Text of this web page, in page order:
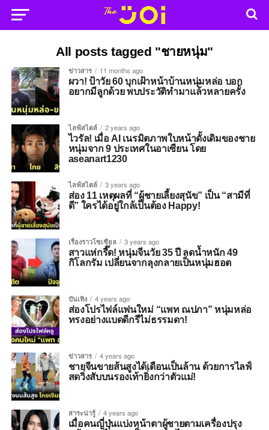
All posts tagged "ชายหนุ่ม"
ข่าวสาร 11 months ago
ผวา! ป้าวัย 60 บุกเฝ้าหน้าบ้านหนุ่มหล่อ บอก
อยากมีลูกด้วย พบประวัติทำมาแล้วหลายครั้ง
ไลฟ์สไตล์ 2 years ago
ไวรัล! เมื่อ AI เนรมิตภาพใบหน้าดั้งเดิมของชาย
หนุ่มจาก 9 ประเทศในอาเซียน โดย
aseanart1230
ไลฟ์สไตล์ 3 years ago
ส่อง 11 เหตุผลที่ “ผู้ชายเลี้ยงสุนัข” เป็น “สามีที่
ดี” ใครได้อยู่ใกล้เป็นต้อง Happy!
เรื่องราวโซเชียล 3 years ago
สาวแห่กรี๊ด! หนุ่มจีนวัย 35 ปี ลดน้ำหนัก 49
กิโลกรัม เปลี่ยนจากลุงกลายเป็นหนุ่มฮอต
บันเทิง 4 years ago
ส่องโปรไฟล์แฟนใหม่ “แพท ณปภา” หนุ่มหล่อ
ทรงอย่างแบดดีกรีไม่ธรรมดา!
ข่าวสาร 4 years ago
ชายจีนขายส้นสูงได้เดือนเป็นล้าน ด้วยการไลฟ์
สดวิ่งสับบนรองเท้ายิ่งกว่าตัวแม่!
สาระน่ารู้ 4 years ago
เมื่อคนญี่ปุ่นแบ่งหน้าตาผู้ชายตามเครื่องปรุง